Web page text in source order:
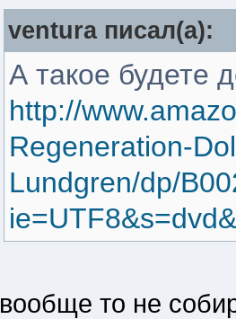
ventura писал(a):
А такое будете
http://
Regeneration-
Lundgren/dp/
вообще то не